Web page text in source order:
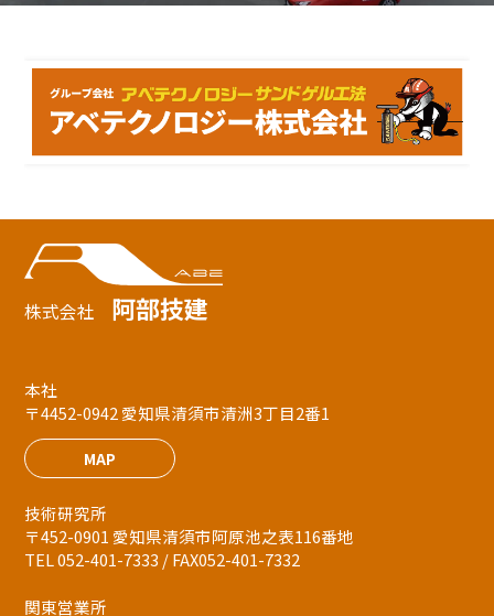
株式会社 阿部技建
本社
〒4452-0942 愛知県清須市清洲3丁目2番1
MAP
技術研究所
〒452-0901 愛知県清須市阿原池之表116番地
TEL 052-401-7333 / FAX052-401-7332
関東営業所